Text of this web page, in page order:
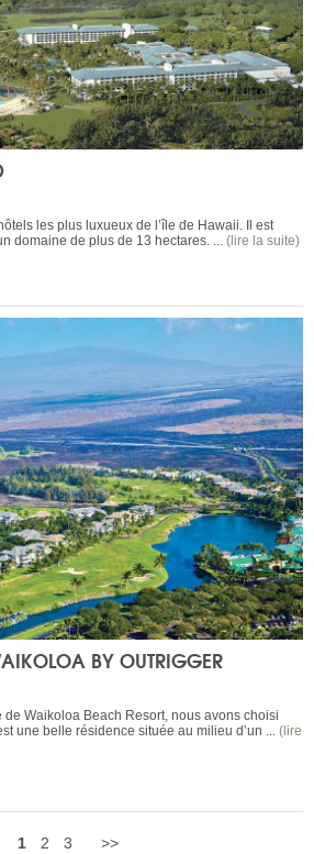
les plus luxueux de l’île de Hawaii. Il est
domaine de plus de 13 hectares. ... (lire la suite)
BY OUTRIGGER
Waikoloa Beach Resort, nous avons choisi
une belle résidence située au milieu d’un ... (lire
1 2 3 >>